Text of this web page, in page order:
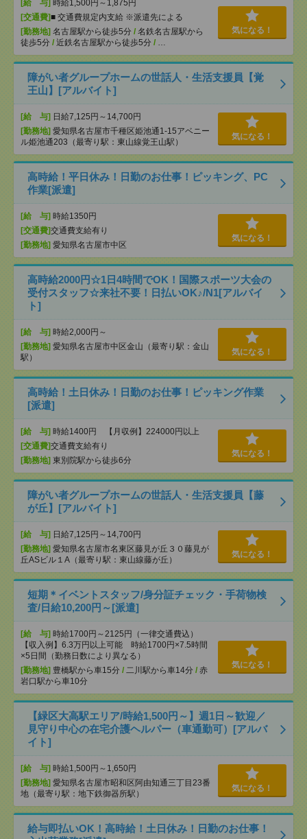
[給 与] 時給1,500円～1,875円
[交通費]■ 交通費規定内支給 ※派遣先による
[勤務地] 名古屋駅から徒歩5分 / 名鉄名古屋駅から
徒歩5分 / 近鉄名古屋駅から徒歩5分 / …
気になる！
障がい者グループホームの世話人・生活支援員【覚
王山】[アルバイト]
[給 与] 日給7,125円～14,700円
[勤務地] 愛知県名古屋市千種区姫池通1-15アベニー
ル姫池通203（最寄り駅：東山線覚王山駅）
気になる！
高時給！平日休み！日勤のお仕事！ピッキング、PC
作業[派遣]
[給 与] 時給1350円
[交通費]交通費支給有り
[勤務地] 愛知県名古屋市中区
気になる！
高時給2000円☆1日4時間でOK！国際スポーツ大会の
受付スタッフ☆来社不要！日払いOK♪/N1[アルバイ
ト]
[給 与] 時給2,000円～
[勤務地] 愛知県名古屋市中区金山（最寄り駅：金山
駅）
気になる！
高時給！土日休み！日勤のお仕事！ピッキング作業
[派遣]
[給 与] 時給1400円 【月収例】224000円以上
[交通費]交通費支給有り
[勤務地] 東別院駅から徒歩6分
気になる！
障がい者グループホームの世話人・生活支援員【藤
が丘】[アルバイト]
[給 与] 日給7,125円～14,700円
[勤務地] 愛知県名古屋市名東区藤見が丘３０藤見が
丘ASビル１A（最寄り駅：東山線藤が丘）
気になる！
短期＊イベントスタッフ/身分証チェック・手荷物検
査/日給10,200円～[派遣]
[給 与] 時給1700円～2125円（一律交通費込）
【収入例】6.3万円以上可能 時給1700円×7.5時間
×5日間（勤務日数により異なる）
[勤務地] 豊橋駅から車15分 / 二川駅から車14分 / 赤
岩口駅から車10分
気になる！
【緑区大高駅エリア/時給1,500円～】週1日～歓迎／
見守り中心の在宅介護ヘルパー（車通勤可）[アルバ
イト]
[給 与] 時給1,500円～1,650円
[勤務地] 愛知県名古屋市昭和区阿由知通三丁目23番
地（最寄り駅：地下鉄御器所駅）
気になる！
給与即払いOK！高時給！土日休み！日勤のお仕事！